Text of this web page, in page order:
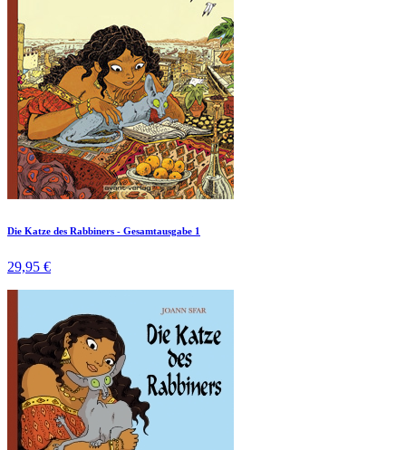
Die Katze des Rabbiners - Gesamtausgabe 1
29,95 €